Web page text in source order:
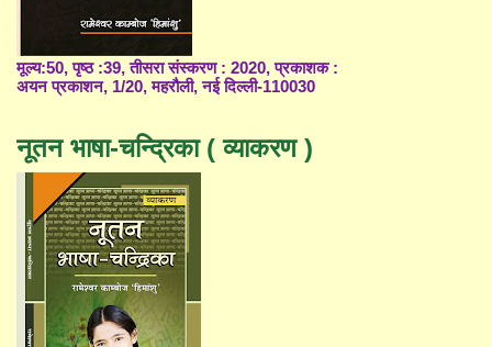
मूल्य:50, पृष्ठ :39, तीसरा संस्करण : 2020, प्रकाशक :
अयन प्रकाशन, 1/20, महरौली, नई दिल्ली-110030
नूतन भाषा-चन्द्रिका ( व्याकरण )